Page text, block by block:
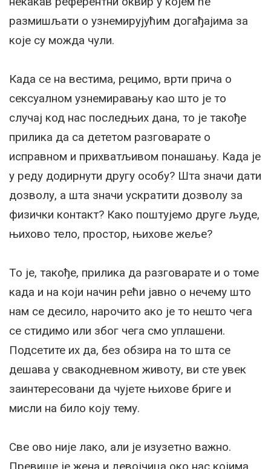
размишљати о узнемирујућим догађајима за
које су можда чули.
Када се на вестима, рецимо, врти прича о
сексуалном узнемиравању као што је то
случај код нас последњих дана, то је такође
прилика да са дететом разговарате о
исправном и прихватљивом понашању. Када је
у реду додирнути другу особу? Шта значи дати
дозволу, а шта значи ускратити дозволу за
физички контакт? Како поштујемо друге људе,
њихово тело, простор, њихове жеље?
То је, такође, прилика да разговарате и о томе
када и на који начин рећи јавно о нечему што
нам се десило, нарочито ако је то нешто чега
се стидимо или због чега смо уплашени.
Подсетите их да, без обзира на то шта се
дешава у свакодневном животу, ви сте увек
заинтересовани да чујете њихове бриге и
мисли на било коју тему.
Све ово није лако, али је изузетно важно.
Превише је жена и девојчица око нас којима